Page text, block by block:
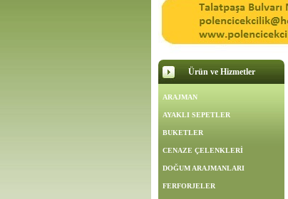
Ürün ve Hizmetler
ARAJMAN
AYAKLI SEPETLER
BUKETLER
CENAZE ÇELENKLERİ
DOĞUM ARAJMANLARI
FERFORJELER